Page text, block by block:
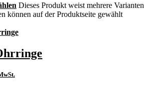
Dieses Produkt weist mehrere Varianten
können auf der Produktseite gewählt